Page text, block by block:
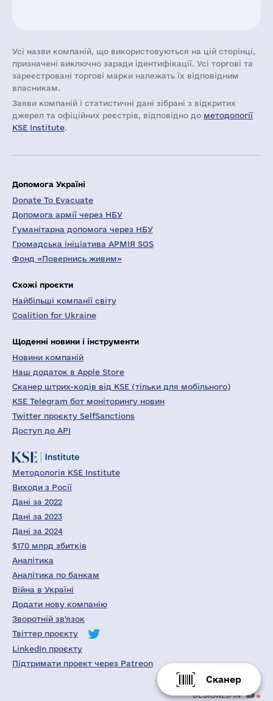
Усі назви компаній, що використовуються на цій сторінці,
призначені виключно заради ідентифікації. Усі торгові та
зареєстровані торгові марки належать їх відповідним
власникам.
Заяви компаній i статистичні дані зібрані з відкритих
джерел та офіційних реєстрів, відповідно до методології
KSE Institute.
Сканер
Допомога Україні
Donate To Evacuate
Допомога армії через НБУ
Гуманітарна допомога через НБУ
Громадська ініціатива АРМІЯ SOS
Фонд «Повернись живим»
Схожі проєкти
Найбільші компанії світу
Coalition for Ukraine
Щоденні новини і інструменти
Новини компаній
Наш додаток в Apple Store
Сканер штрих-кодів від KSE (тільки для мобільного)
KSE Telegram бот моніторингу новин
Twitter проєкту SelfSanctions
Доступ до API
Методологія KSE Institute
Виходи з Росії
Дані за 2022
Дані за 2023
Дані за 2024
$170 млрд збитків
Аналітика
Аналітика по банкам
Війна в Україні
Додати нову компанію
Зворотній зв'язок
Твіттер проєкту
LinkedIn проєкту
Підтримати проект через Patreon